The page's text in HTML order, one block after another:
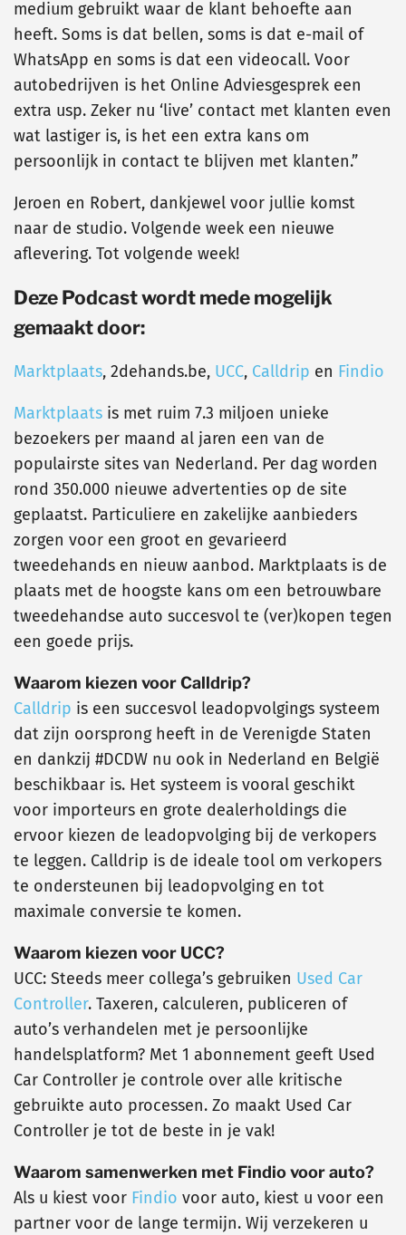
medium gebruikt waar de klant behoefte aan
heeft. Soms is dat bellen, soms is dat e-mail of
WhatsApp en soms is dat een videocall. Voor
autobedrijven is het Online Adviesgesprek een
extra usp. Zeker nu ‘live’ contact met klanten even
wat lastiger is, is het een extra kans om
persoonlijk in contact te blijven met klanten.”
Jeroen en Robert, dankjewel voor jullie komst
naar de studio. Volgende week een nieuwe
aflevering. Tot volgende week!
Deze Podcast wordt mede mogelijk
gemaakt door:
Marktplaats, 2dehands.be, UCC, Calldrip en Findio
Marktplaats is met ruim 7.3 miljoen unieke
bezoekers per maand al jaren een van de
populairste sites van Nederland. Per dag worden
rond 350.000 nieuwe advertenties op de site
geplaatst. Particuliere en zakelijke aanbieders
zorgen voor een groot en gevarieerd
tweedehands en nieuw aanbod. Marktplaats is de
plaats met de hoogste kans om een betrouwbare
tweedehandse auto succesvol te (ver)kopen tegen
een goede prijs.
Waarom kiezen voor Calldrip?
Calldrip is een succesvol leadopvolgings systeem
dat zijn oorsprong heeft in de Verenigde Staten
en dankzij #DCDW nu ook in Nederland en België
beschikbaar is. Het systeem is vooral geschikt
voor importeurs en grote dealerholdings die
ervoor kiezen de leadopvolging bij de verkopers
te leggen. Calldrip is de ideale tool om verkopers
te ondersteunen bij leadopvolging en tot
maximale conversie te komen.
Waarom kiezen voor UCC?
UCC: Steeds meer collega’s gebruiken Used Car
Controller. Taxeren, calculeren, publiceren of
auto’s verhandelen met je persoonlijke
handelsplatform? Met 1 abonnement geeft Used
Car Controller je controle over alle kritische
gebruikte auto processen. Zo maakt Used Car
Controller je tot de beste in je vak!
Waarom samenwerken met Findio voor auto?
Als u kiest voor Findio voor auto, kiest u voor een
partner voor de lange termijn. Wij verzekeren u